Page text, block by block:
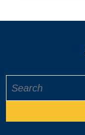
for: